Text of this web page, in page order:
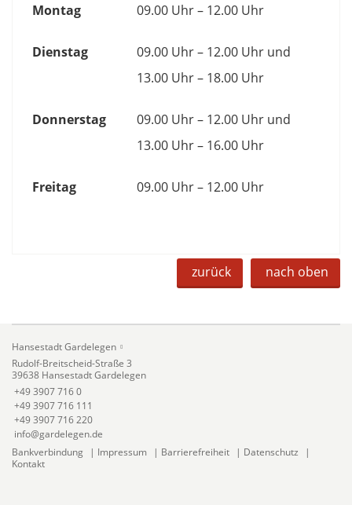
Montag 09.00 Uhr – 12.00 Uhr
Dienstag
09.00 Uhr – 12.00 Uhr und
13.00 Uhr – 18.00 Uhr
Donnerstag
09.00 Uhr – 12.00 Uhr und
13.00 Uhr – 16.00 Uhr
Freitag 09.00 Uhr – 12.00 Uhr
zurück nach oben
Hansestadt Gardelegen
Rudolf-Breitscheid-Straße 3
39638 Hansestadt Gardelegen
+49 3907 716 0
+49 3907 716 111
+49 3907 716 220
info@gardelegen.de
Bankverbindung
| Impressum | Barrierefreiheit | Datenschutz
|
Kontakt